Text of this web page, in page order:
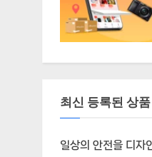
최신 등록된 상품
일상의 안전을 디자